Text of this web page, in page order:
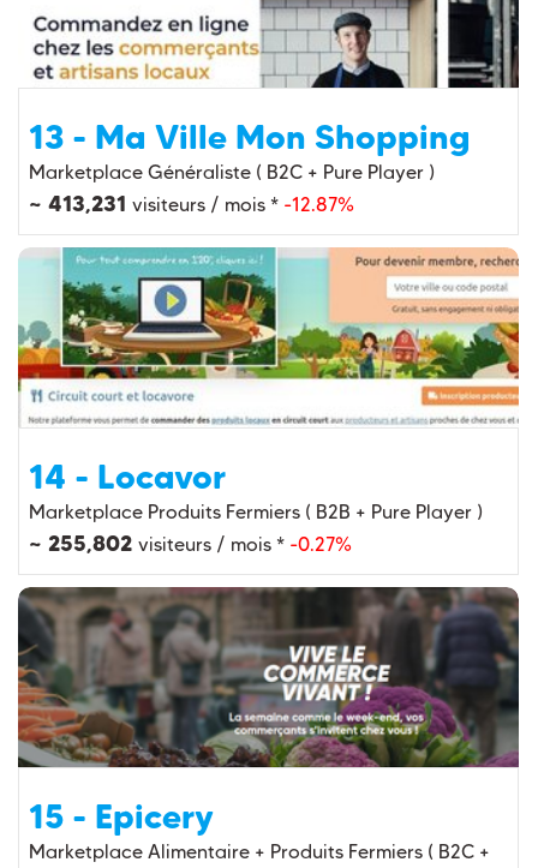
13 - Ma Ville Mon Shopping
Marketplace Généraliste ( B2C + Pure Player )
~ 413,231 visiteurs / mois * -12.87%
14 - Locavor
Marketplace Produits Fermiers ( B2B + Pure Player )
~ 255,802 visiteurs / mois * -0.27%
15 - Epicery
Marketplace Alimentaire + Produits Fermiers ( B2C +